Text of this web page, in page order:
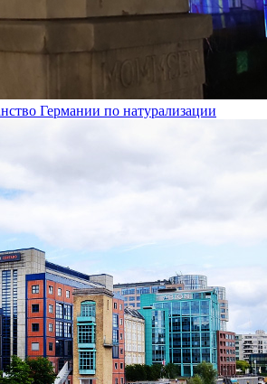
Германии по натурализации